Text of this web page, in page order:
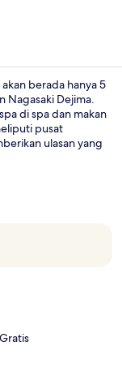
berada hanya 5
Nagasaki Dejima.
di spa dan makan
pusat
ulasan yang